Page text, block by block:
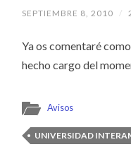
SEPTIEMBRE 8, 2010 /
Ya os comentaré
hecho cargo del
Avisos
UNIVERSIDAD